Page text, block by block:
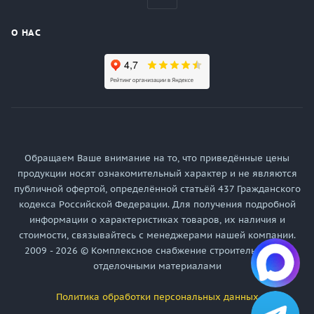
О НАС
Обращаем Ваше внимание на то, что приведённые цены
продукции носят ознакомительный характер и не являются
публичной офертой, определённой статьёй 437 Гражданского
кодекса Российской Федерации. Для получения подробной
информации о характеристиках товаров, их наличия и
стоимости, связывайтесь с менеджерами нашей компании.
2009 - 2026 © Комплексное снабжение строительными и
отделочными материалами
Политика обработки персональных данных